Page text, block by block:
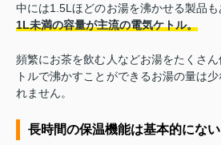
中には1.5Lほどのお湯を沸かせる製品も
1L未満の容量が主流の電気ケトル。
頻繁にお茶を飲む人などお湯をたくさ
トルで沸かすことができるお湯の量は
れません。
長時間の保温機能は基本的にない